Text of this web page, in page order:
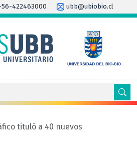
422463000 ubb@ubiobio.cl
tituló a 40 nuevos